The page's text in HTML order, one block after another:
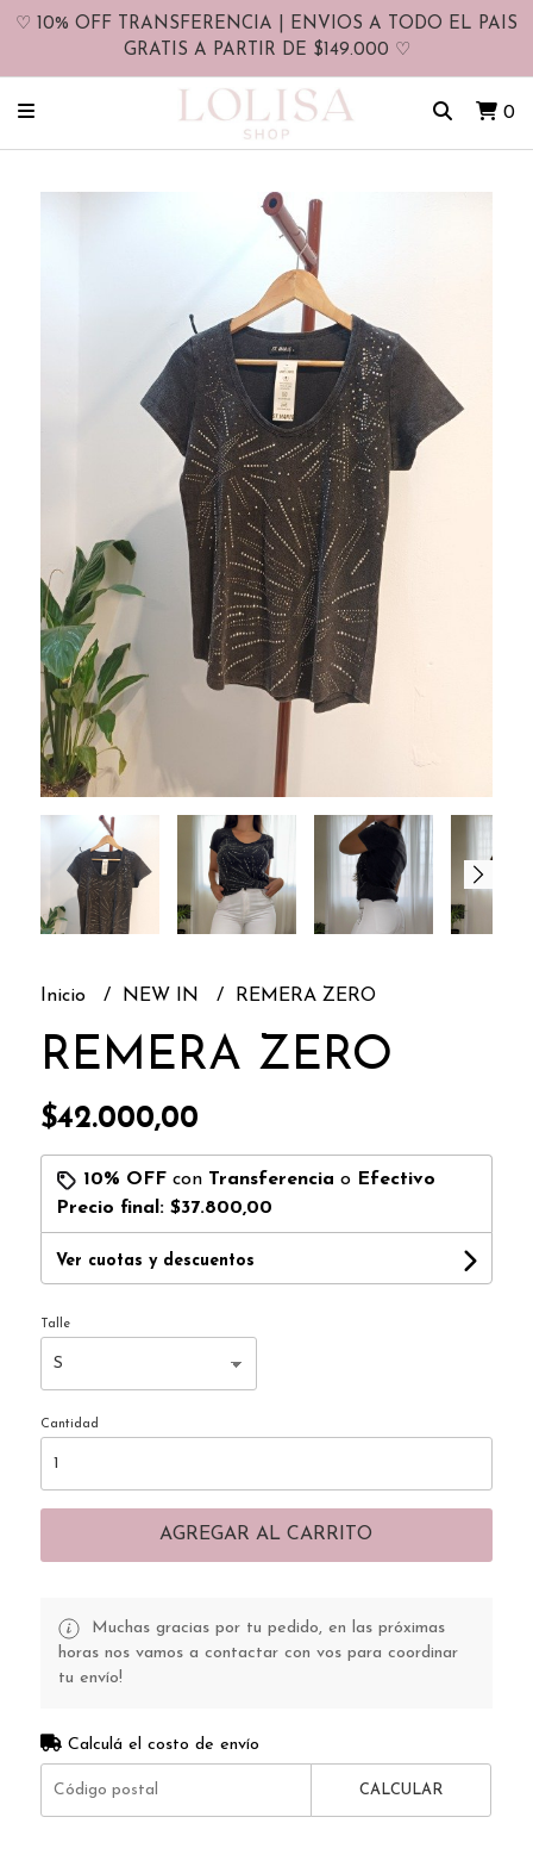
♡ 10% OFF TRANSFERENCIA | ENVIOS A TODO EL PAIS
GRATIS A PARTIR DE $149.000 ♡
0
Inicio NEW IN REMERA ZERO
REMERA ZERO
$42.000,00
10% OFFcon Transferencia o Efectivo
Precio final: $37.800,00
Ver cuotas y descuentos
Talle
Cantidad
AGREGAR AL CARRITO
Muchas gracias por tu pedido, en las próximas
horas nos vamos a contactar con vos para coordinar
tu envío!
Calculá el costo de envío
CALCULAR